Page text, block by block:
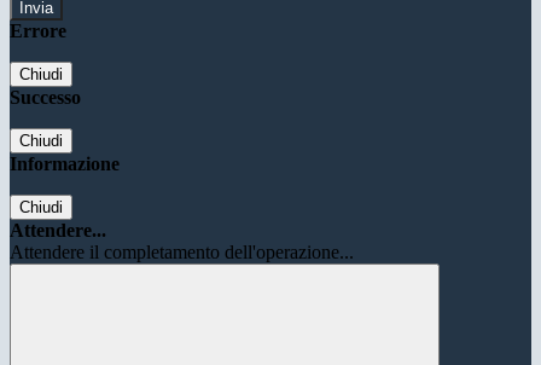
Errore
Chiudi
Successo
Chiudi
Informazione
Chiudi
Attendere...
Attendere il completamento dell'operazione...